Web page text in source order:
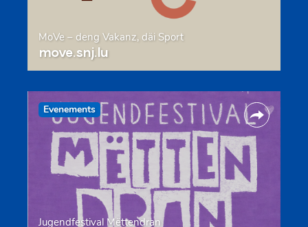
MoVe – deng Vakanz, däi Sport
move.snj.lu
Evenements
Jugendfestival Mëttendran